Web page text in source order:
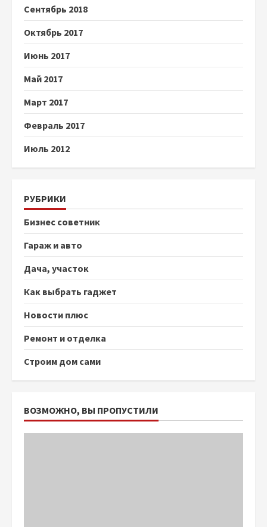
Сентябрь 2018
Октябрь 2017
Июнь 2017
Май 2017
Март 2017
Февраль 2017
Июль 2012
РУБРИКИ
Бизнес советник
Гараж и авто
Дача, участок
Как выбрать гаджет
Новости плюс
Ремонт и отделка
Строим дом сами
ВОЗМОЖНО, ВЫ ПРОПУСТИЛИ